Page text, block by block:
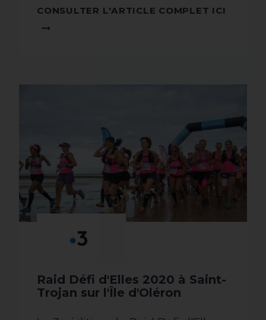
CONSULTER L'ARTICLE COMPLET ICI
Raid Défi d'Elles 2020 à Saint-
Trojan sur l'Île d'Oléron